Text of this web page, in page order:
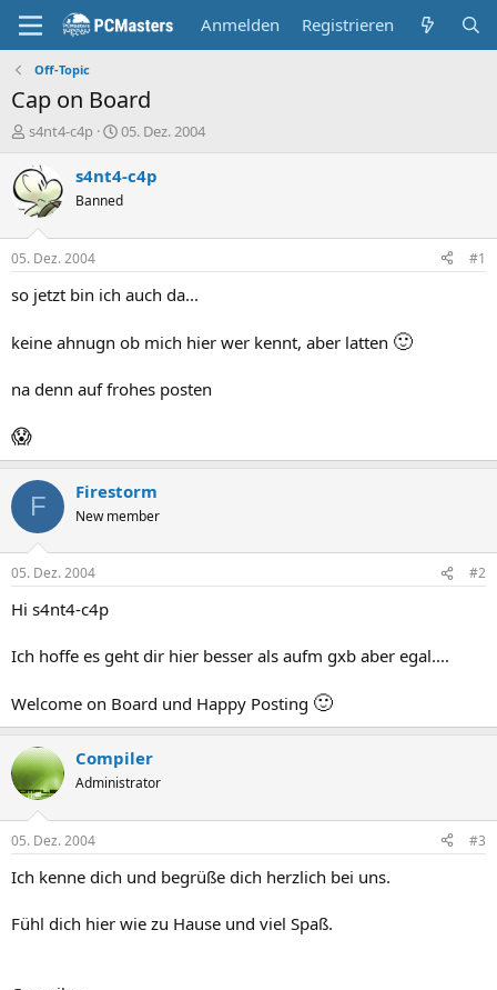
Anmelden Registrieren
Off-Topic
Cap on Board
E
s
t
e
e
s4nt4-c4p
E
t
e
t
a
05. Dez. 2004
s4nt4-c4p
Banned
05. Dez. 2004 #1
so jetzt bin ich auch da...
keine ahnugn ob mich hier wer kennt, aber latten 🙂
na denn auf frohes posten
😱
F Firestorm
New member
05. Dez. 2004 #2
Hi s4nt4-c4p
Ich hoffe es geht dir hier besser als aufm gxb aber egal....
Welcome on Board und Happy Posting 🙂
Compiler
Administrator
05. Dez. 2004 #3
Ich kenne dich und begrüße dich herzlich bei uns.
Fühl dich hier wie zu Hause und viel Spaß.